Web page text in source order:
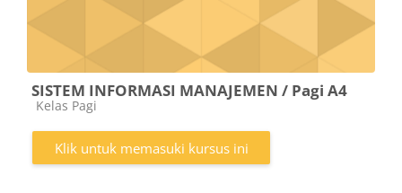
SISTEM INFORMASI MANAJEMEN / Pagi A4
Kategori kursus
Kelas Pagi
Klik untuk memasuki kursus ini